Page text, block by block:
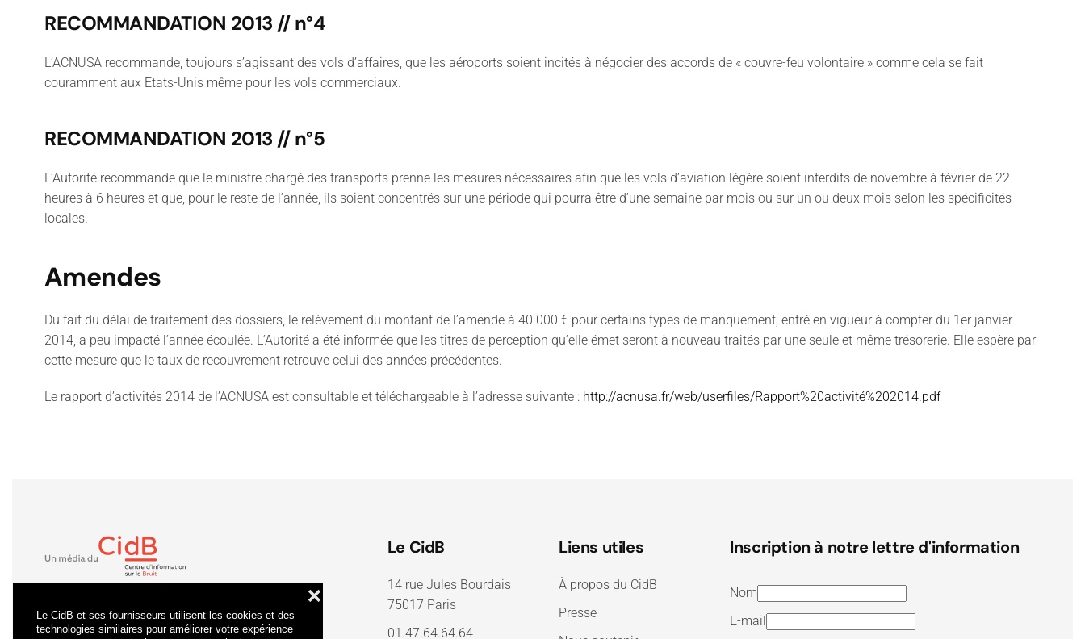
Le CidB et ses fournisseurs utilisent les cookies et des
technologies similaires pour améliorer votre expérience
❌
RECOMMANDATION 2013 // n°4
L’ACNUSA recommande, toujours s’agissant des vols d’affaires, que les aéroports soient incités à négocier des accords de « couvre-feu volontaire » comme cela se fait
couramment aux Etats-Unis même pour les vols commerciaux.
RECOMMANDATION 2013 // n°5
L’Autorité recommande que le ministre chargé des transports prenne les mesures nécessaires afin que les vols d’aviation légère soient interdits de novembre à février de 22
heures à 6 heures et que, pour le reste de l’année, ils soient concentrés sur une période qui pourra être d’une semaine par mois ou sur un ou deux mois selon les spécificités
locales.
Amendes
Du fait du délai de traitement des dossiers, le relèvement du montant de l’amende à 40 000 € pour certains types de manquement, entré en vigueur à compter du 1er janvier
2014, a peu impacté l’année écoulée. L’Autorité a été informée que les titres de perception qu’elle émet seront à nouveau traités par une seule et même trésorerie. Elle espère par
cette mesure que le taux de recouvrement retrouve celui des années précédentes.
Le rapport d’activités 2014 de l’ACNUSA est consultable et téléchargeable à l’adresse suivante : http://acnusa.fr/web/userfiles/Rapport%20activité%202014.pdf
Le CidB
14 rue Jules Bourdais
75017 Paris
01.47.64.64.64
Liens utiles
À propos du CidB
Presse
Inscription à notre lettre d'information
Nom
E-mail